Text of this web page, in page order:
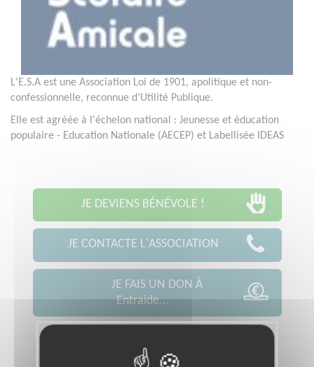
L'E.S.A est une Association Loi de 1901, apolitique et non-
confessionnelle, reconnue d’Utilité Publique.
Elle est agréée à l'échelon national : Jeunesse et éducation
populaire - Education Nationale (AECEP) et Labellisée IDEAS
JE DEVIENS BÉNÉVOLE !
JE CONTACTE L'ASSOCIATION
JE FAIS UN DON À
Entraide...